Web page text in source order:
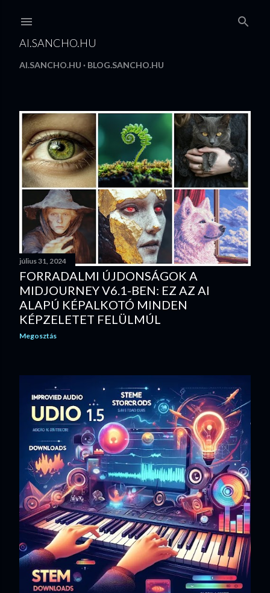
AI.SANCHO.HU
AI.SANCHO.HU BLOG.SANCHO.HU
B
e
j
e
g
y
z
é
s
e
július 31, 2024
FORRADALMI ÚJDONSÁGOK A
MIDJOURNEY V6.1-BEN: EZ AZ AI
ALAPÚ KÉPALKOTÓ MINDEN
KÉPZELETET FELÜLMÚL
Megosztás